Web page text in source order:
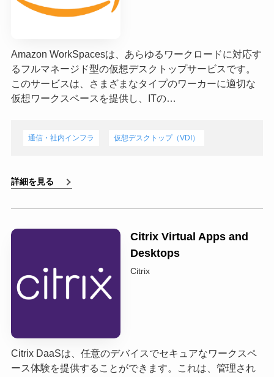
Amazon WorkSpacesは、あらゆるワークロードに対応す
るフルマネージド型の仮想デスクトップサービスです。
このサービスは、さまざまなタイプのワーカーに適切な
仮想ワークスペースを提供し、ITの…
通信・社内インフラ 仮想デスクトップ（VDI）
詳細を見る
Citrix Virtual Apps and
Desktops
Citrix
Citrix DaaSは、任意のデバイスでセキュアなワークスペ
ース体験を提供することができます。これは、管理され